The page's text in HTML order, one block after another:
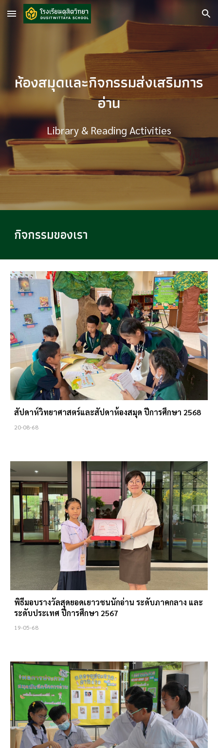
Skip to main content Skip to navigation
ห้องสมุดและกิจกรรมส่งเสริมการ
อ่าน
Library & Reading Activities
กิจกรรมของเรา
สัปดาห์วิทยาศาสตร์และสัปดาห้องสมุด ปีการศึกษา 2568
20-08-68
พิธีมอบรางวัลสุดยอดเยาวชนนักอ่าน ระดับภาคกลาง และ
ระดับประเทศ ปีการศึกษา 2567
19-05-68